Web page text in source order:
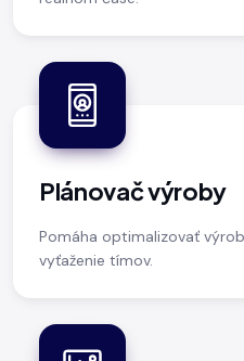
Plánovač výroby
Pomáha optimalizovať
vyťaženie tímov.